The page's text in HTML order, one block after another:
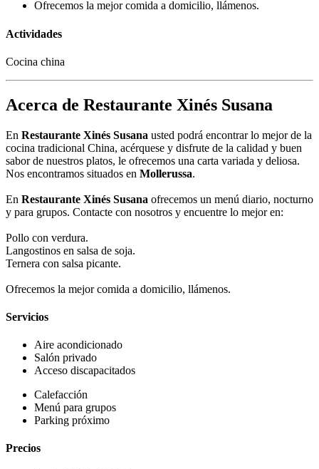
Ofrecemos la mejor comida a domicilio, llámenos.
Actividades
Cocina china
Acerca de Restaurante Xinés Susana
En Restaurante Xinés Susana usted podrá encontrar lo mejor de la
cocina tradicional China, acérquese y disfrute de la calidad y buen
sabor de nuestros platos, le ofrecemos una carta variada y deliosa.
Nos encontramos situados en Mollerussa.
En Restaurante Xinés Susana ofrecemos un menú diario, nocturno
y para grupos. Contacte con nosotros y encuentre lo mejor en:
Pollo con verdura.
Langostinos en salsa de soja.
Ternera con salsa picante.
Ofrecemos la mejor comida a domicilio, llámenos.
Servicios
Aire acondicionado
Salón privado
Acceso discapacitados
Calefacción
Menú para grupos
Parking próximo
Precios